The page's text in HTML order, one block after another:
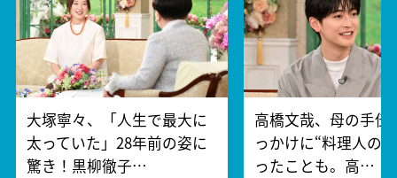
大塚寧々、「人生で最大に
太っていた」28年前の姿に
驚き！黒柳徹子…
高橋文哉、母の手伝
っかけに“料理人の
ったことも。高…